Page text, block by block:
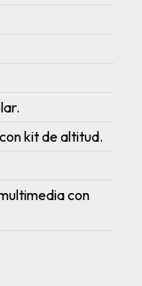
kit de altitud.
con